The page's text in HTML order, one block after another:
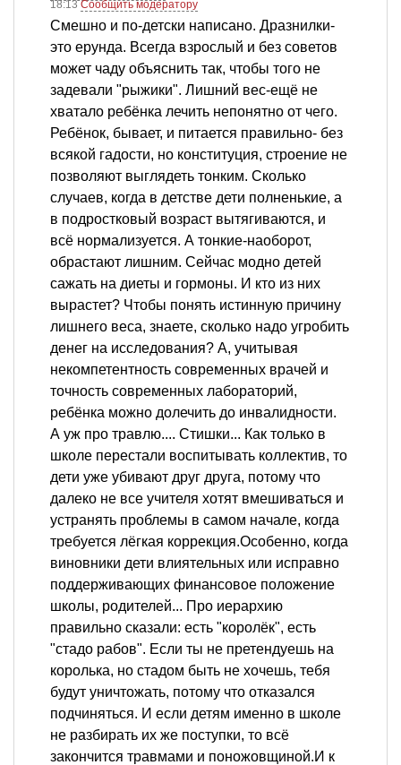
18:13Сообщить модератору
Смешно и по-детски написано. Дразнилки-
это ерунда. Всегда взрослый и без советов
может чаду объяснить так, чтобы того не
задевали "рыжики". Лишний вес-ещё не
хватало ребёнка лечить непонятно от чего.
Ребёнок, бывает, и питается правильно- без
всякой гадости, но конституция, строение не
позволяют выглядеть тонким. Сколько
случаев, когда в детстве дети полненькие, а
в подростковый возраст вытягиваются, и
всё нормализуется. А тонкие-наоборот,
обрастают лишним. Сейчас модно детей
сажать на диеты и гормоны. И кто из них
вырастет? Чтобы понять истинную причину
лишнего веса, знаете, сколько надо угробить
денег на исследования? А, учитывая
некомпетентность современных врачей и
точность современных лабораторий,
ребёнка можно долечить до инвалидности.
А уж про травлю.... Стишки... Как только в
школе перестали воспитывать коллектив, то
дети уже убивают друг друга, потому что
далеко не все учителя хотят вмешиваться и
устранять проблемы в самом начале, когда
требуется лёгкая коррекция.Особенно, когда
виновники дети влиятельных или исправно
поддерживающих финансовое положение
школы, родителей... Про иерархию
правильно сказали: есть "королёк", есть
"стадо рабов". Если ты не претендуешь на
королька, но стадом быть не хочешь, тебя
будут уничтожать, потому что отказался
подчиняться. И если детям именно в школе
не разбирать их же поступки, то всё
закончится травмами и поножовщиной.И к